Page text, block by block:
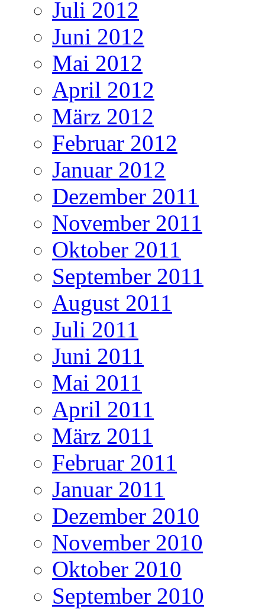
Juli 2012
Juni 2012
Mai 2012
April 2012
März 2012
Februar 2012
Januar 2012
Dezember 2011
November 2011
Oktober 2011
September 2011
August 2011
Juli 2011
Juni 2011
Mai 2011
April 2011
März 2011
Februar 2011
Januar 2011
Dezember 2010
November 2010
Oktober 2010
September 2010